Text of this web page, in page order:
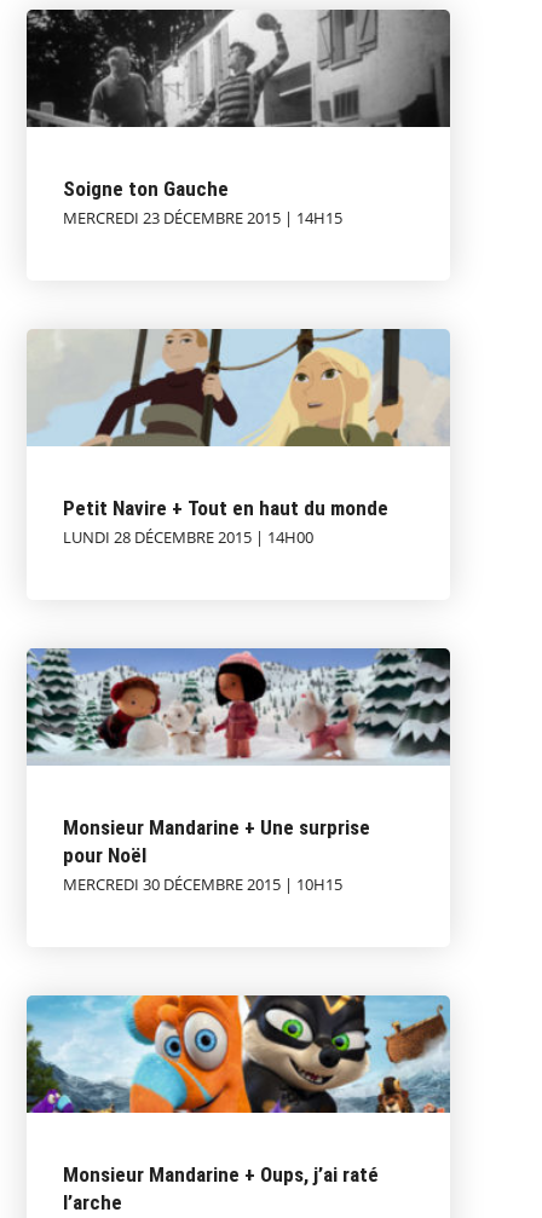
Soigne ton Gauche
MERCREDI 23 DÉCEMBRE 2015 | 14H15
Petit Navire + Tout en haut du monde
LUNDI 28 DÉCEMBRE 2015 | 14H00
Monsieur Mandarine + Une surprise
pour Noël
MERCREDI 30 DÉCEMBRE 2015 | 10H15
Monsieur Mandarine + Oups, j’ai raté
l’arche